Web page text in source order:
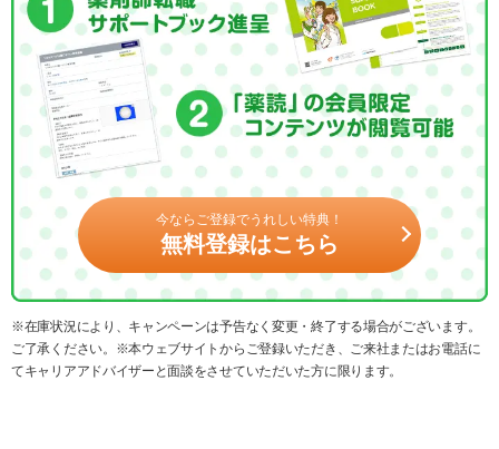
今ならご登録でうれしい特典！
無料登録はこちら
※在庫状況により、キャンペーンは予告なく変更・終了する場合がございます。
ご了承ください。※本ウェブサイトからご登録いただき、ご来社またはお電話に
てキャリアアドバイザーと面談をさせていただいた方に限ります。